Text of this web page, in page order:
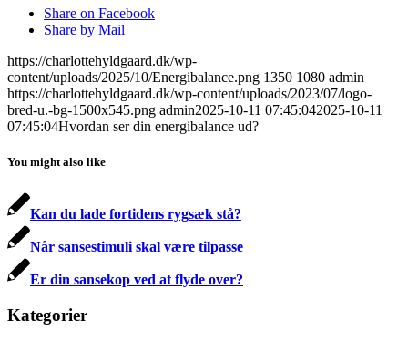
Share on Facebook
Share by Mail
https://charlottehyldgaard.dk/wp-
content/uploads/2025/10/Energibalance.png 1350 1080 admin
https://charlottehyldgaard.dk/wp-content/uploads/2023/07/logo-
bred-u.-bg-1500x545.png admin2025-10-11 07:45:042025-10-11
07:45:04Hvordan ser din energibalance ud?
You might also like
Kan du lade fortidens rygsæk stå?
Når sansestimuli skal være tilpasse
Er din sansekop ved at flyde over?
Kategorier